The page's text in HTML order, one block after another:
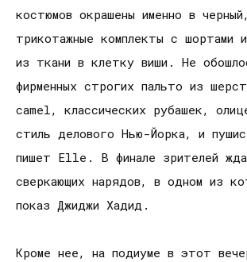
костюмов окрашены именно в
трикотажные комплекты с шортами
из ткани в клетку виши. Не
фирменных строгих пальто из
camel, классических рубашек,
стиль делового Нью-Йорка, и
пишет Elle. В финале зрителей
сверкающих нарядов, в одном из
показ Джиджи Хадид.
Кроме нее, на подиуме в этот